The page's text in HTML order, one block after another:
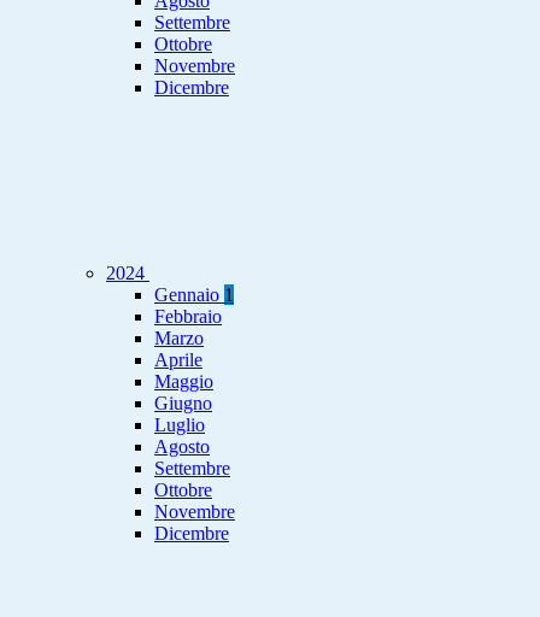
Settembre
Ottobre
Novembre
Dicembre
2024
Gennaio 1
Febbraio
Marzo
Aprile
Maggio
Giugno
Luglio
Agosto
Settembre
Ottobre
Novembre
Dicembre